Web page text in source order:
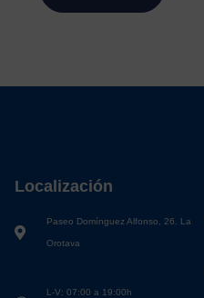
Localización
Paseo Domínguez Alfonso, 26. La
Orotava
L-V: 07:00 a 19:00h